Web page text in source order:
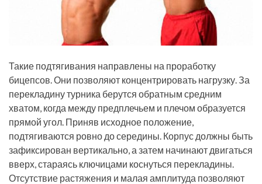
Такие подтягивания направлены на проработку
бицепсов. Они позволяют концентрировать нагрузку. За
перекладину турника берутся обратным средним
хватом, когда между предплечьем и плечом образуется
прямой угол. Приняв исходное положение,
подтягиваются ровно до середины. Корпус должны быть
зафиксирован вертикально, а затем начинают двигаться
вверх, стараясь ключицами коснуться перекладины.
Отсутствие растяжения и малая амплитуда позволяют